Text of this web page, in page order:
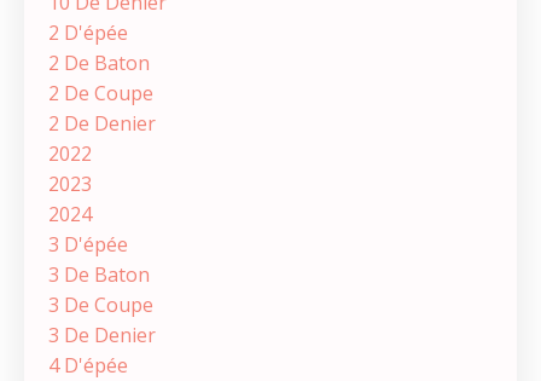
2 D'épée
2 De Baton
2 De Coupe
2 De Denier
2022
2023
2024
3 D'épée
3 De Baton
3 De Coupe
3 De Denier
4 D'épée